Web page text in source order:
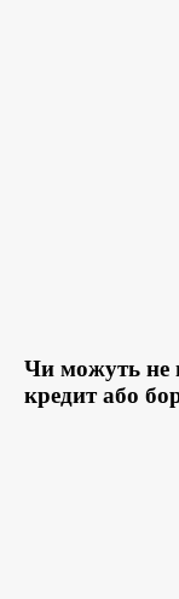
Чи можуть не
кредит або